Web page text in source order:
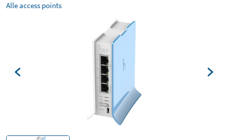
Alle access points